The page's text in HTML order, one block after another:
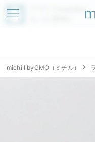
アプリでmichillが
michill byGMO（ミチル）